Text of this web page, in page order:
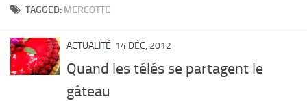
ACTUALITÉ
PORTRAITS
TAGGED: MERCOTTE
ACTUALITÉ 14 DÉC, 2012
Quand les télés se partagent le
gâteau